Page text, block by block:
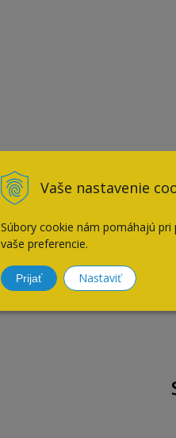
Vaše nastavenie
Súbory cookie nám pomáhajú
vaše preferencie.
Prijať Nastaviť